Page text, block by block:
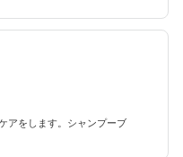
アをします。シャンプーブ